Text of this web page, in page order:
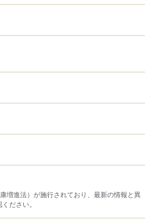
増進法）が施行されており、最新の情報と異
ださい。